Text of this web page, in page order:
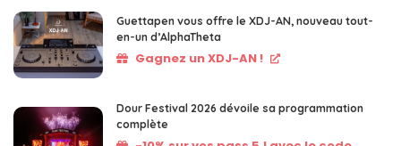
Guettapen vous offre le XDJ-AN, nouveau tout-
en-un d’AlphaTheta
Gagnez un XDJ-AN !
Dour Festival 2026 dévoile sa programmation
complète